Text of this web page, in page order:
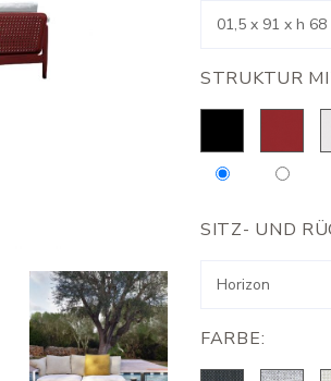
STRUKTUR
SITZ- UND
FARBE: